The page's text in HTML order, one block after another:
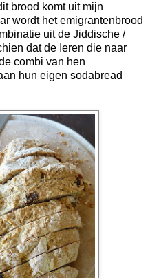
brood komt uit mijn
wordt het emigrantenbrood
uit de Jiddische /
dat de Ieren die naar
combi van hen
hun eigen sodabread